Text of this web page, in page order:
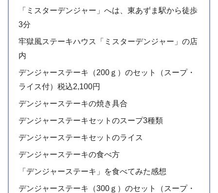
「ミスターデンジャー」へは、東あずま駅から徒歩
3分
牢獄風ステーキハウス「ミスターデンジャー」の店
内
デンジャーステーキ（200ｇ）のセット（スープ・
ライス付）税込2,100円
デンジャーステーキの焼き具合
デンジャーステーキセットのスープ3種類
デンジャーステーキセットのライス
デンジャーステーキの食べ方
「デンジャーステーキ」を食べてみた感想
デンジャーステーキ（300ｇ）のセット（スープ・